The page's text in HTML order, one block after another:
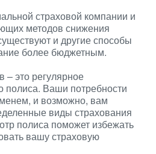
страховой компании и
методов снижения
и другие способы
более бюджетным.
– это регулярное
полиса. Ваши потребности
и возможно, вам
виды страхования
полиса поможет избежать
вашу страховую